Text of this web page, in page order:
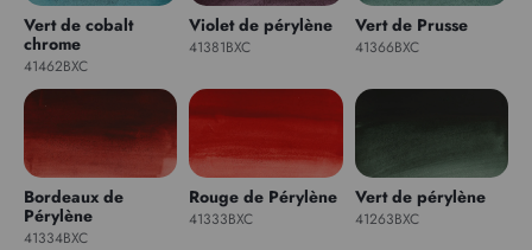
Vert de cobalt
chrome
41462BXC
Violet de pérylène
41381BXC
Vert de Prusse
41366BXC
Bordeaux de
Pérylène
41334BXC
Rouge de Pérylène
41333BXC
Vert de pérylène
41263BXC